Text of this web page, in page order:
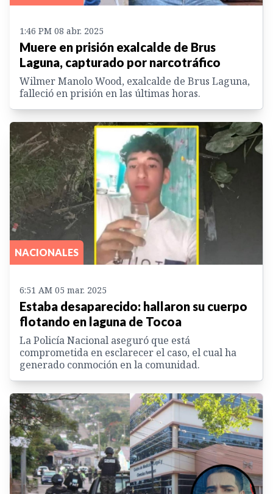
1:46 PM 08 abr. 2025
Muere en prisión exalcalde de Brus
Laguna, capturado por narcotráfico
Wilmer Manolo Wood, exalcalde de Brus Laguna,
falleció en prisión en las últimas horas.
NACIONALES
6:51 AM 05 mar. 2025
Estaba desaparecido: hallaron su cuerpo
flotando en laguna de Tocoa
La Policía Nacional aseguró que está
comprometida en esclarecer el caso, el cual ha
generado conmoción en la comunidad.